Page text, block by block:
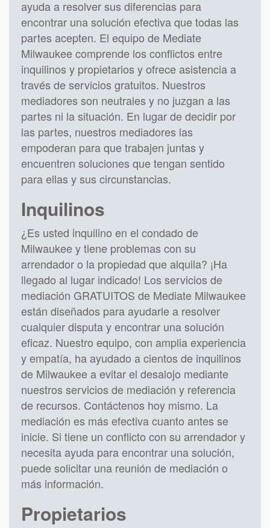
ayuda a resolver sus diferencias para
encontrar una solución efectiva que todas las
partes acepten. El equipo de Mediate
Milwaukee comprende los conflictos entre
inquilinos y propietarios y ofrece asistencia a
través de servicios gratuitos. Nuestros
mediadores son neutrales y no juzgan a las
partes ni la situación. En lugar de decidir por
las partes, nuestros mediadores las
empoderan para que trabajen juntas y
encuentren soluciones que tengan sentido
para ellas y sus circunstancias.
Inquilinos
¿Es usted inquilino en el condado de
Milwaukee y tiene problemas con su
arrendador o la propiedad que alquila? ¡Ha
llegado al lugar indicado! Los servicios de
mediación GRATUITOS de Mediate Milwaukee
están diseñados para ayudarle a resolver
cualquier disputa y encontrar una solución
eficaz. Nuestro equipo, con amplia experiencia
y empatía, ha ayudado a cientos de inquilinos
de Milwaukee a evitar el desalojo mediante
nuestros servicios de mediación y referencia
de recursos. Contáctenos hoy mismo. La
mediación es más efectiva cuanto antes se
inicie. Si tiene un conflicto con su arrendador y
necesita ayuda para encontrar una solución,
puede solicitar una reunión de mediación o
más información.
Propietarios